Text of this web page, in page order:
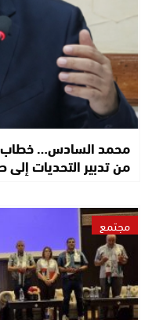
محمد السادس… خطاب
من تدبير التحديات إلى
مجتمع